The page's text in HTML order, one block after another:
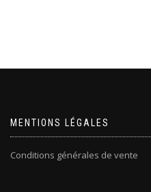
MENTIONS LÉGALES
Conditions générales de vente